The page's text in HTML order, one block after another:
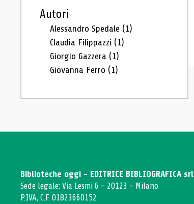
Autori
Alessandro Spedale (1)
Claudia Filippazzi (1)
Giorgio Gazzera (1)
Giovanna Ferro (1)
Biblioteche oggi - EDITRICE BIBLIOGRAFICA srl
Sede legale: Via Lesmi 6 - 20123 - Milano
P.IVA, C.F. 01823660152